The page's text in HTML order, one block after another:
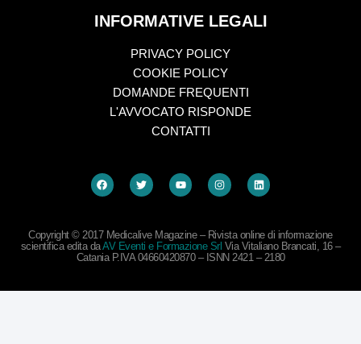
INFORMATIVE LEGALI
PRIVACY POLICY
COOKIE POLICY
DOMANDE FREQUENTI
L'AVVOCATO RISPONDE
CONTATTI
Copyright © 2017 Medicalive Magazine – Rivista online di informazione
scientifica edita daAV Eventi e Formazione Srl Via Vitaliano Brancati, 16 –
Catania P.IVA 04660420870 – ISNN 2421 – 2180